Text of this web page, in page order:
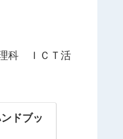
科 ＩＣＴ活
ドブッ